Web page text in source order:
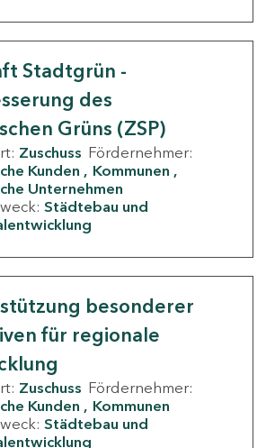
Stadtgrün -
des
Grüns (ZSP)
Zuschuss Fördernehmer:
Kunden
Kommunen
Unternehmen
Städtebau und
besonderer
für regionale
Zuschuss Fördernehmer:
Kunden
Kommunen
Städtebau und